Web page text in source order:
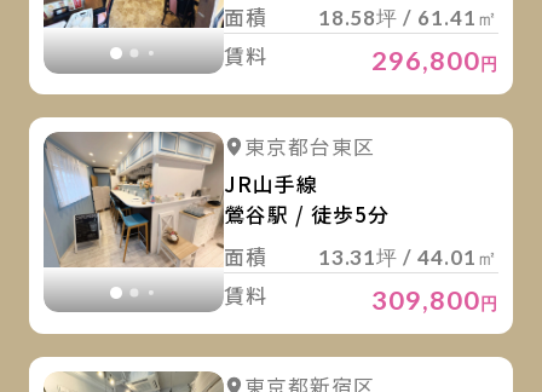
面積
18.58坪 / 61.41㎡
賃料 296,800円
詳細を見る
東京都台東区
JR山手線
鶯谷駅 / 徒歩5分
面積
13.31坪 / 44.01㎡
賃料 309,800円
東京都新宿区